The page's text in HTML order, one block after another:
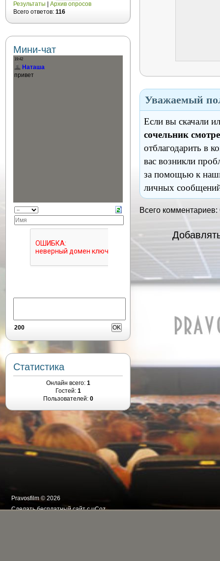
Уважаемый
Если вы скачали
сочельник
отблагодарить в
вас возникли
за помощью к
личных
Всего комментариев:
Результаты
Архив опросов
Всего ответов: 116
Мини-чат
200
Статистика
Онлайн всего: 1
Гостей: 1
Пользователей: 0
Pravosfilm © 2026
Сделатьбесплатный сайтсuCoz